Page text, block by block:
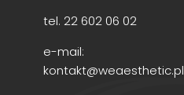
tel. 22 602 06 02
e-mail:
kontakt@weaesthetic.pl